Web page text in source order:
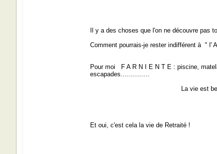
Il y a des choses que l'on ne découvre pas
Comment pourrais-je rester indifférent à " l'
Pour moi F A R N I E N T E : piscine,
escapades...............
La vie est
Et oui, c'est cela la vie de Retraité !